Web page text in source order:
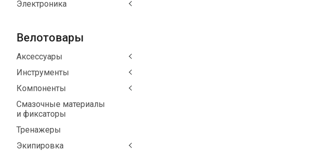
Электроника
Велотовары
Аксессуары
Инструменты
Компоненты
Смазочные материалы
и фиксаторы
Тренажеры
Экипировка